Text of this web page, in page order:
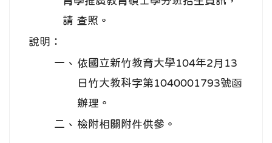
請 查照。
說明：
一、 依國立新竹教育大學104年2月13
日竹大教科字第1040001793號函
辦理。
二、 檢附相關附件供參。